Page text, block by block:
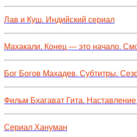
Лав и Куш. Индийский сериал
Махакали. Конец — это начало.
Бог Богов Махадев. Субтитры.
Фильм Бхагават Гита.
Сериал Хануман